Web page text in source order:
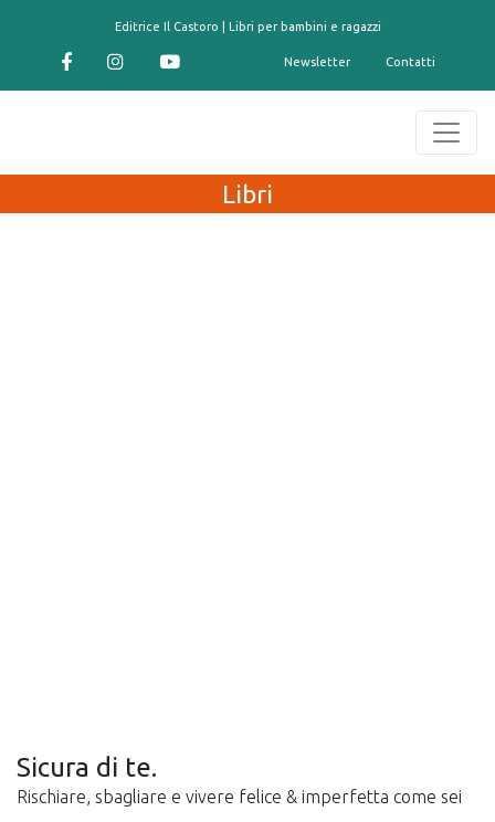
Editrice Il Castoro | Libri per bambini e ragazzi
Newsletter Contatti
Libri
Sicura di te.
Rischiare, sbagliare e vivere felice & imperfetta come sei